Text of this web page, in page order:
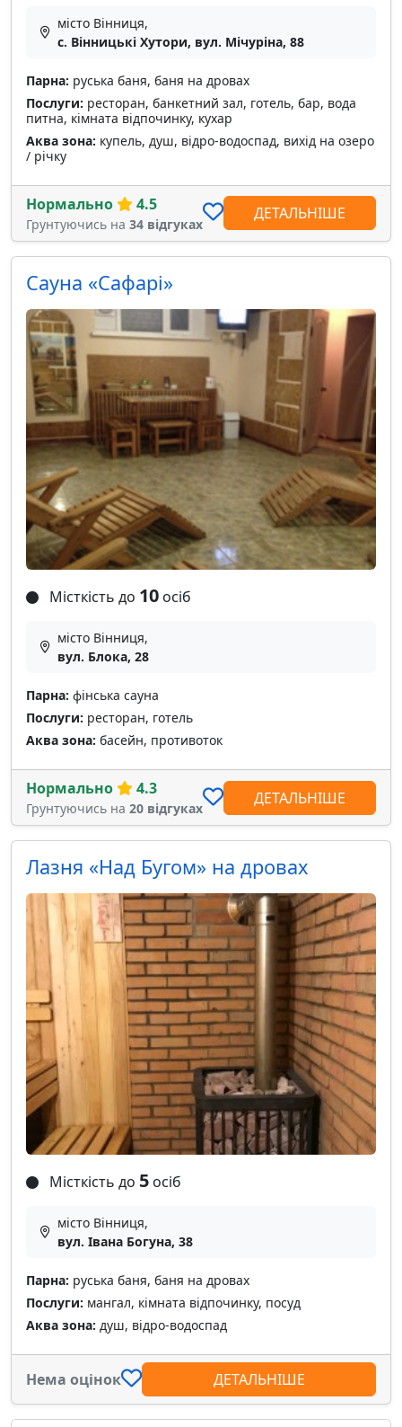
місто Вінниця,
с. Вінницькі Хутори, вул. Мічуріна, 88
Парна: руська баня, баня на дровах
Послуги: ресторан, банкетний зал, готель, бар, вода
питна, кімната відпочинку, кухар
Аква зона: купель, душ, відро-водоспад, вихід на озеро
/ річку
Нормально 4.5
Грунтуючись на 34 відгуках
ДЕТАЛЬНІШЕ
Сауна «Сафарі»
Місткість до 10 осіб
місто Вінниця,
вул. Блока, 28
Парна: фінська сауна
Послуги: ресторан, готель
Аква зона: басейн, противоток
Нормально 4.3
Грунтуючись на 20 відгуках
ДЕТАЛЬНІШЕ
Лазня «Над Бугом» на дровах
Місткість до 5 осіб
місто Вінниця,
вул. Івана Богуна, 38
Парна: руська баня, баня на дровах
Послуги: мангал, кімната відпочинку, посуд
Аква зона: душ, відро-водоспад
Нема оцінок ДЕТАЛЬНІШЕ